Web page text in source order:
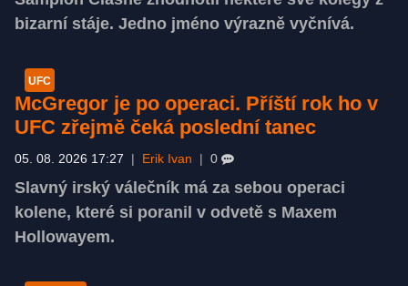
bizarní stáje. Jedno jméno výrazně vyčnívá.
UFC
McGregor je po operaci. Příští rok ho v
UFC zřejmě čeká poslední tanec
05. 08. 2026 17:27 Erik Ivan 0
Slavný irský válečník má za sebou operaci
kolene, které si poranil v odvetě s Maxem
Hollowayem.